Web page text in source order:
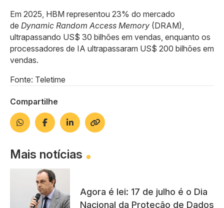
Em 2025, HBM representou 23% do mercado
de Dynamic Random Access Memory (DRAM),
ultrapassando US$ 30 bilhões em vendas, enquanto os
processadores de IA ultrapassaram US$ 200 bilhões em
vendas.
Fonte: Teletime
Compartilhe
Mais notícias
Agora é lei: 17 de julho é o Dia
Nacional da Proteção de Dados